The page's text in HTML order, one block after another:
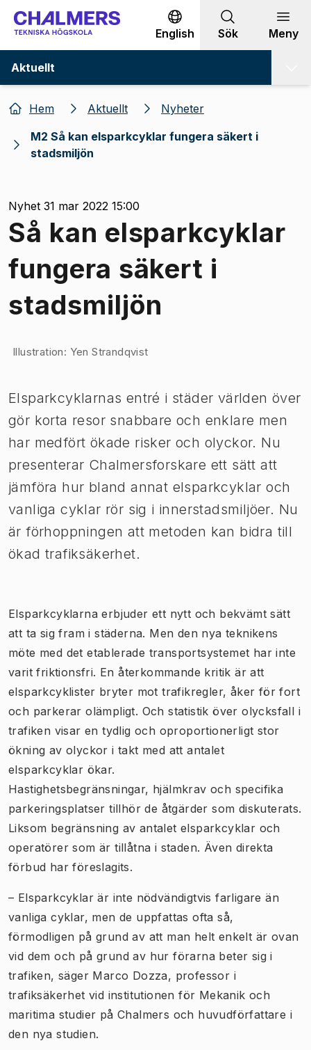
Gå till innehållet
English Sök Meny
Aktuellt
Hem Aktuellt
Nyheter
M2 Så kan elsparkcyklar fungera säkert i
stadsmiljön
Nyhet 31 mar 2022 15:00
Så kan elsparkcyklar
fungera säkert i
stadsmiljön
Bild 1 av 1
​Illustration: Yen Strandqvist
Elsparkcyklarnas entré i städer världen över
gör korta resor snabbare och enklare men
har medfört ökade risker och olyckor. Nu
presenterar Chalmersforskare ett sätt att
jämföra hur bland annat elsparkcyklar och
vanliga cyklar rör sig i innerstadsmiljöer. Nu
är förhoppningen att metoden kan bidra till
ökad trafiksäkerhet.​​
Elsparkcyklarna erbjuder ett nytt och bekvämt sätt
att ta sig fram i städerna. Men den nya teknikens
möte med det etablerade transportsystemet har inte
varit friktionsfri. En återkommande kritik är att
elsparkcyklister bryter mot trafikregler, åker för fort
och parkerar olämpligt. Och statistik över olycksfall i
trafiken visar en tydlig och oproportionerligt stor
ökning av olyckor i takt med att antalet
elsparkcyklar ökar.
Hastighetsbegränsningar, hjälmkrav och specifika
parkeringsplatser tillhör de åtgärder som diskuterats.
Liksom begränsning av antalet elsparkcyklar och
operatörer som är tillåtna i staden. Även direkta
förbud har föreslagits.
– Elsparkcyklar är inte nödvändigtvis farligare än
vanliga cyklar, men de uppfattas ofta så,
förmodligen på grund av att man helt enkelt är ovan
vid dem och på grund av hur förarna beter sig i
trafiken, säger Marco Dozza, professor i
trafiksäkerhet vid institutionen för Mekanik och
maritima studier på Chalmers och huvudförfattare i
den nya studien.